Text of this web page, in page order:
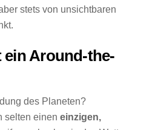
stets von unsichtbaren
ein Around-the-
des Planeten?
selten eineneinzigen,